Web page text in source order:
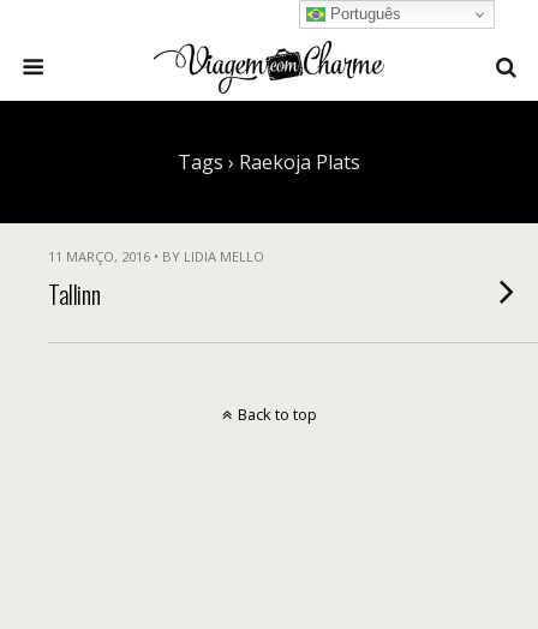
Tags › Raekoja Plats
11 MARÇO, 2016 • BY LIDIA MELLO
Tallinn
Português
Back to top